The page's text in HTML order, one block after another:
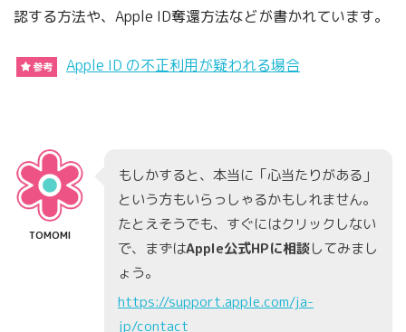
認する方法や、Apple ID奪還方法などが書かれています。
参考 Apple ID の不正利用が疑われる場合
TOMOMI
もしかすると、本当に「心当たりがある」
という方もいらっしゃるかもしれません。
たとえそうでも、すぐにはクリックしない
で、まずはApple公式HPに相談してみまし
ょう。
https://support.apple.com/ja-
jp/contact